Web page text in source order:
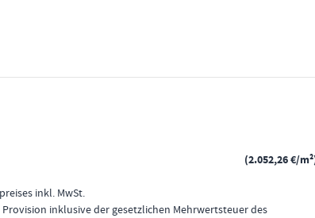
2.052,26 €/m²
inkl. MwSt.
inklusive der gesetzlichen Mehrwertsteuer des